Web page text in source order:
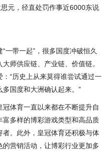
元，径直处罚作事近6000东说
一带一起”，很多国度冲破恒久
师供应链、产业链、价值链。
“历史上从来莫得谁尝试通过一
国度和大洲确认起来。”
体育一直以来都在不断提升自
多样的博彩游戏类型和高品质
。此外，皇冠体育还积极与体
营销活动，让博彩行业更加多